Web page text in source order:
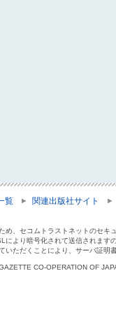
覧 関連出版社サイト
め、セコムトラストネットのセキ
により暗号化されて送信されま
いただくことにより、サーバ証明
CO-OPERATION OF